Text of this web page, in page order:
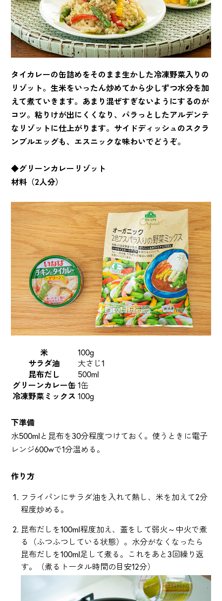
タイカレーの缶詰めをそのまま生かした冷凍野菜入りの
リゾット。生米をいったん炒めてから少しずつ水分を加
えて煮ていきます。あまり混ぜすぎないようにするのが
コツ。粘りけが出にくくなり、パラっとしたアルデンテ
なリゾットに仕上がります。サイドディッシュのスクラ
ンブルエッグも、エスニックな味わいでどうぞ。
◆グリーンカレーリゾット
材料（2人分）
米
100g
サラダ油
大さじ1
昆布だし
500ml
グリーンカレー缶 1缶
冷凍野菜ミックス 100g
下準備
水500mlと昆布を30分程度つけておく。使うときに電子
レンジ600wで1分温める。
作り方
フライパンにサラダ油を入れて熱し、米を加えて2分
程度炒める。
昆布だしを100ml程度加え、蓋をして弱火～中火で煮
る（ふつふつしている状態）。水分がなくなったら
昆布だしを100ml足して煮る。これをあと3回繰り返
す。（煮るトータル時間の目安12分）